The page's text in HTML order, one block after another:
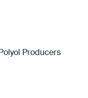
Producers